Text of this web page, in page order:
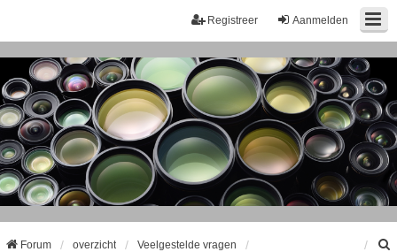
Aanmelden
Registreer
Forum overzicht Veelgestelde vragen